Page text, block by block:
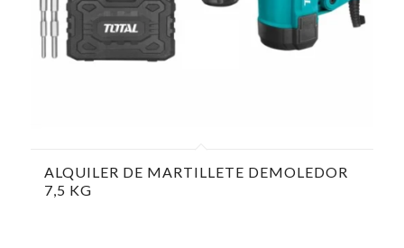
ALQUILER DE MARTILLETE DEMOLEDOR
7,5 KG